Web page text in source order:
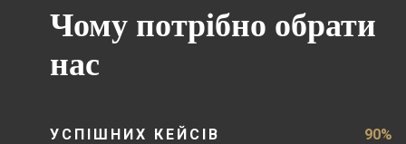
Чому потрібно обрати
нас
УСПІШНИХ КЕЙСІВ 90%